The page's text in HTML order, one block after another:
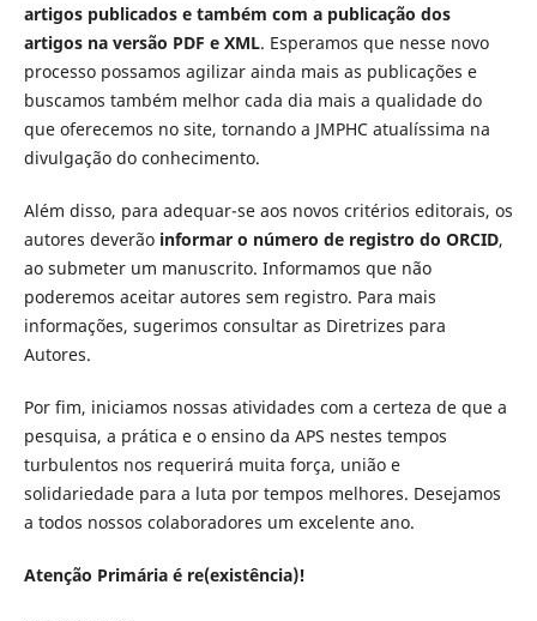
artigos publicados e também com a publicação dos
artigos na versão PDF e XML. Esperamos que nesse novo
processo possamos agilizar ainda mais as publicações e
buscamos também melhor cada dia mais a qualidade do
que oferecemos no site, tornando a JMPHC atualíssima na
divulgação do conhecimento.
Além disso, para adequar-se aos novos critérios editorais, os
autores deverão informar o número de registro do ORCID,
ao submeter um manuscrito. Informamos que não
poderemos aceitar autores sem registro. Para mais
informações, sugerimos consultar as Diretrizes para
Autores.
Por fim, iniciamos nossas atividades com a certeza de que a
pesquisa, a prática e o ensino da APS nestes tempos
turbulentos nos requerirá muita força, união e
solidariedade para a luta por tempos melhores. Desejamos
a todos nossos colaboradores um excelente ano.
Atenção Primária é re(existência)!